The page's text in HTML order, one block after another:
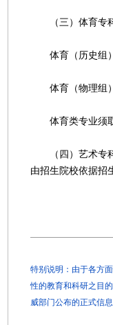
（三）体育专科
体育（历史组）
体育（物理组）
体育类专业须取
（四）艺术专科
由招生院校依据招
特别说明：由于各方
性的教育和科研之目
威部门公布的正式信息